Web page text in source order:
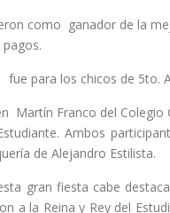
como ganador de la
para los chicos de 5to.
Martín Franco del
Ambos
de Alejandro Estilista.
gran fiesta cabe
a la Reina y Rey del